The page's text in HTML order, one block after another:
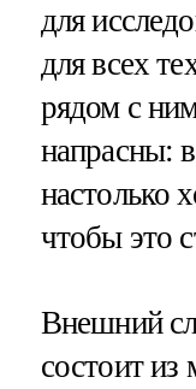
для
для всех
рядом с
напрасны:
настолько
чтобы это
Внешний
состоит из